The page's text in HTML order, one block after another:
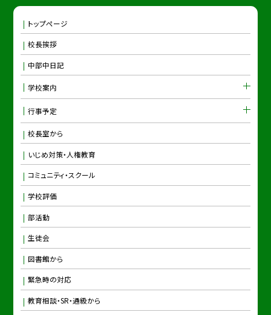
トップページ
校長挨拶
中部中日記
学校案内
行事予定
校長室から
いじめ対策・人権教育
コミュニティ・スクール
学校評価
部活動
生徒会
図書館から
緊急時の対応
教育相談・SR・通級から